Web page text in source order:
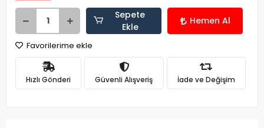
Sepete
Ekle
Hemen Al
Favorilerime ekle
Hızlı Gönderi Güvenli Alışveriş İade ve Değişim